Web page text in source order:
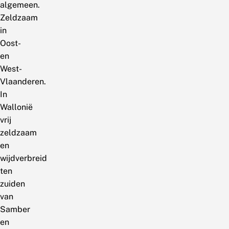
algemeen.
Zeldzaam
in
Oost-
en
West-
Vlaanderen.
In
Wallonië
vrij
zeldzaam
en
wijdverbreid
ten
zuiden
van
Samber
en